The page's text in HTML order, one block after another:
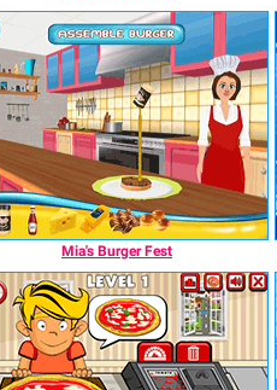
Mia's Burger Fest